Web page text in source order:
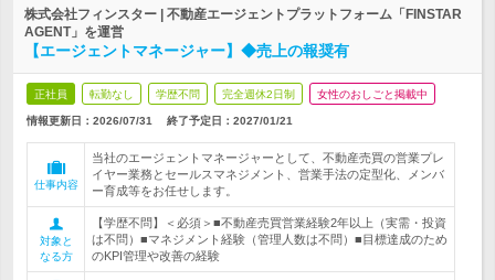
株式会社フィンスター | 不動産エージェントプラットフォーム「FINSTAR
AGENT」を運営
【エージェントマネージャー】◆売上の報奨有
正社員 転勤なし 学歴不問 完全週休2日制 女性のおしごと掲載中
情報更新日：2026/07/31 終了予定日： 2027/01/21
仕事内容
当社のエージェントマネージャーとして、不動産売買の営業プレ
イヤー業務とセールスマネジメント、営業手法の定型化、メンバ
ー育成等をお任せします。
対象と
なる方
【学歴不問】＜必須＞■不動産売買営業経験2年以上（実需・投資
は不問）■マネジメント経験（管理人数は不問）■目標達成のため
のKPI管理や改善の経験